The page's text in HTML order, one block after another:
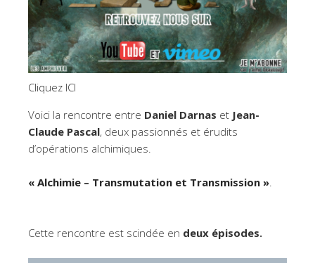
Cliquez ICI
Voici la rencontre entre Daniel Darnas et Jean-
Claude Pascal, deux passionnés et érudits
d’opérations alchimiques.
« Alchimie – Transmutation et Transmission »
Cette rencontre est scindée en deux épisodes.